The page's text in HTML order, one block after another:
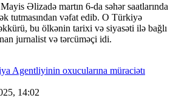
Əlizadə martın 6-da səhər saatlarında
tutmasından vəfat edib. O Türkiyə
bu ölkənin tarixi və siyasəti ilə bağlı
jurnalist və tərcüməçi idi.
14:02